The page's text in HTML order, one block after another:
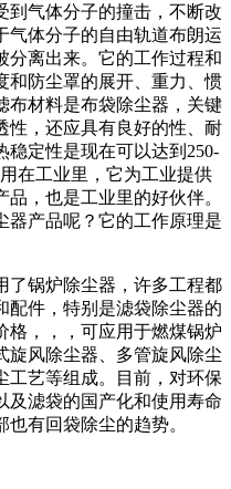
到气体分子的撞击，不断改
气体分子的自由轨道布朗运
分离出来。它的工作过程和
和防尘罩的展开、重力、惯
布材料是布袋除尘器，关键
性，还应具有良好的性、耐
稳定性是现在可以达到250-
在工业里，它为工业提供
，也是工业里的好伙伴。
器产品呢？它的工作原理是
了锅炉除尘器，许多工程都
配件，特别是滤袋除尘器的
格，，，可应用于燃煤锅炉
旋风除尘器、多管旋风除尘
工艺等组成。目前，对环保
及滤袋的国产化和使用寿命
有回袋除尘的趋势。